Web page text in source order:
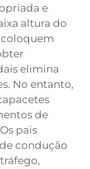
e
altura do
coloquem
elimina
No entanto,
de
pais
condução